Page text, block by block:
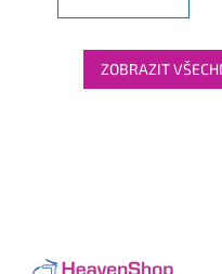
ZOBRAZIT